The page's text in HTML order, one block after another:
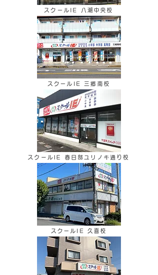
スクールIE 八潮中央校
スクールIE 三郷南校
スクールIE 春日部ユリノキ通り校
スクールIE 久喜校